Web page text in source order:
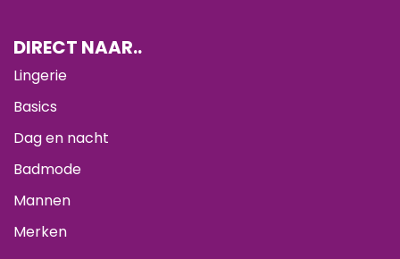
DIRECT NAAR..
Lingerie
Basics
Dag en nacht
Badmode
Mannen
Merken